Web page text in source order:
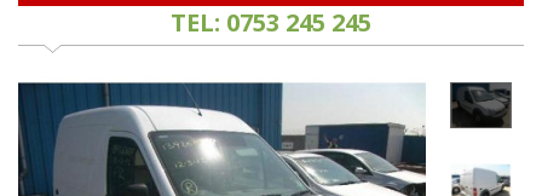
TEL: 0753 245 245